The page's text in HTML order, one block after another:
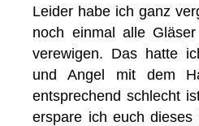
Leider habe ich ganz
noch einmal alle
verewigen. Das hatte
und Angel mit dem
entsprechend schlecht
erspare ich euch